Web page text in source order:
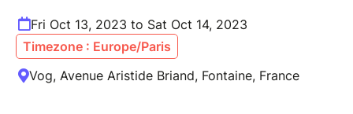
Fri Oct 13, 2023 to Sat Oct 14, 2023
Timezone : Europe/Paris
Vog, Avenue Aristide Briand, Fontaine, France